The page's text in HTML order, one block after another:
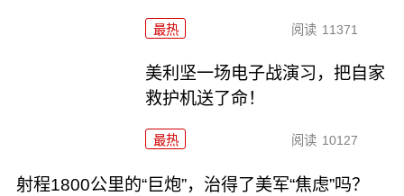
最热 阅读 11371
美利坚一场电子战演习，把自家
救护机送了命！
最热 阅读 10127
射程1800公里的“巨炮”，治得了美军“焦虑”吗？